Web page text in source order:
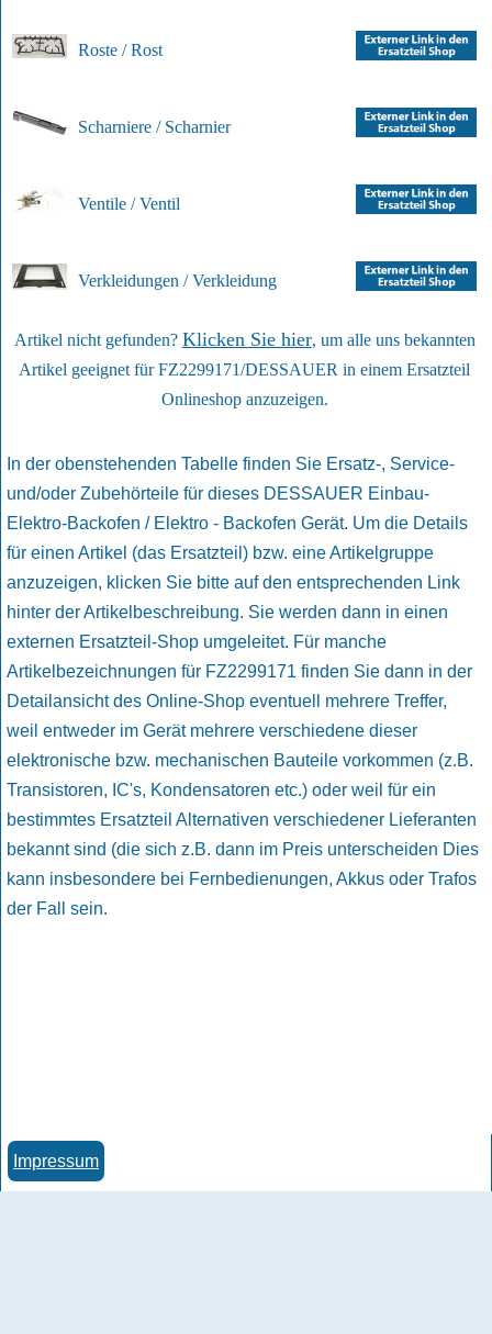
Roste / Rost
Scharniere / Scharnier
Ventile / Ventil
Verkleidungen / Verkleidung
Artikel nicht gefunden? Klicken Sie hier, um alle uns bekannten
Artikel geeignet für FZ2299171/DESSAUER in einem Ersatzteil
Onlineshop anzuzeigen.
In der obenstehenden Tabelle finden Sie Ersatz-, Service-
und/oder Zubehörteile für dieses DESSAUER Einbau-
Elektro-Backofen / Elektro - Backofen Gerät. Um die Details
für einen Artikel (das Ersatzteil) bzw. eine Artikelgruppe
anzuzeigen, klicken Sie bitte auf den entsprechenden Link
hinter der Artikelbeschreibung. Sie werden dann in einen
externen Ersatzteil-Shop umgeleitet. Für manche
Artikelbezeichnungen für FZ2299171 finden Sie dann in der
Detailansicht des Online-Shop eventuell mehrere Treffer,
weil entweder im Gerät mehrere verschiedene dieser
elektronische bzw. mechanischen Bauteile vorkommen (z.B.
Transistoren, IC's, Kondensatoren etc.) oder weil für ein
bestimmtes Ersatzteil Alternativen verschiedener Lieferanten
bekannt sind (die sich z.B. dann im Preis unterscheiden Dies
kann insbesondere bei Fernbedienungen, Akkus oder Trafos
der Fall sein.
Impressum